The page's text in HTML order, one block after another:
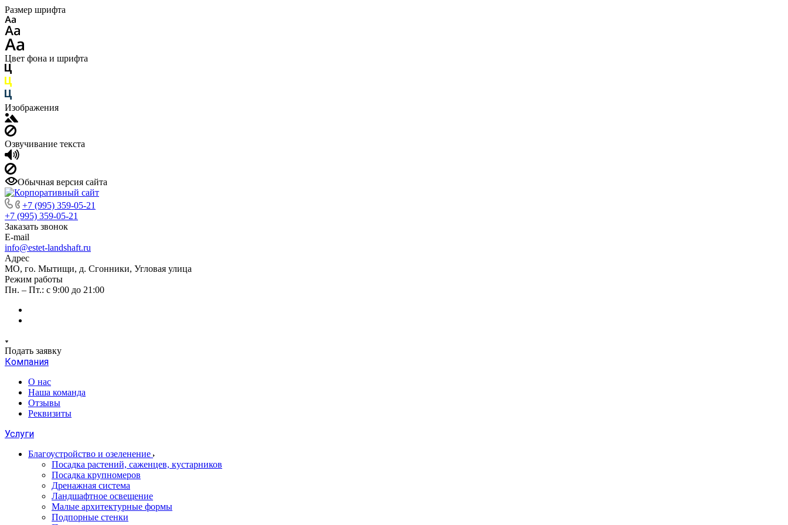
Размер шрифта
Цвет фона и шрифта
Изображения
Озвучивание текста
Обычная версия сайта
+7 (995) 359-05-21
+7 (995) 359-05-21
Заказать звонок
E-mail
info@estet-landshaft.ru
Адрес
МО, го. Мытищи, д. Сгонники, Угловая улица
Режим работы
Пн. – Пт.: с 9:00 до 21:00
Подать заявку
Компания
О нас
Наша команда
Отзывы
Реквизиты
Услуги
Благоустройство и озеленение
Посадка растений, саженцев, кустарников
Посадка крупномеров
Дренажная система
Ландшафтное освещение
Малые архитектурные формы
Подпорные стенки